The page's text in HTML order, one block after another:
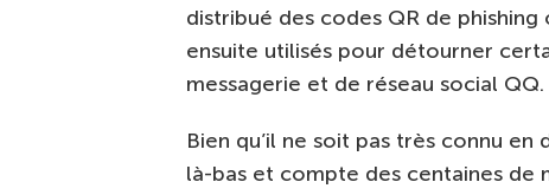
distribué des codes QR de
ensuite utilisés pour détourner
messagerie et de réseau social QQ.
Bien qu’il ne soit pas très connu en
là-bas et compte des centaines de